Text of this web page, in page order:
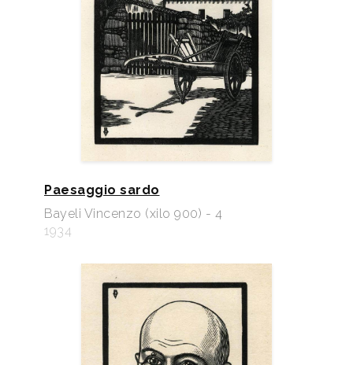
Paesaggio sardo
Bayeli Vincenzo (xilo 900) - 4
1934